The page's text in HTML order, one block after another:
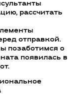
рассчитать
отправкой.
позаботимся о
появилась в